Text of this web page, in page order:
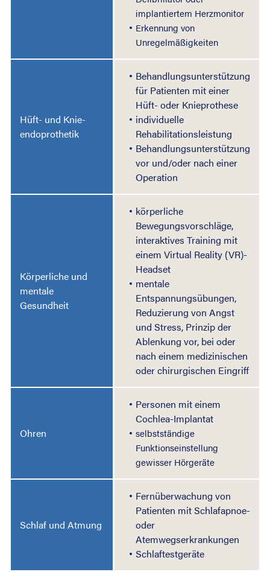
implantiertem Herzmonitor
Erkennung von
Unregelmäßigkeiten
Hüft- und Knie-
endoprothetik
Behandlungsunterstützung
für Patienten mit einer
Hüft- oder Knieprothese
individuelle
Rehabilitationsleistung
Behandlungsunterstützung
vor und/oder nach einer
Operation
Körperliche und
mentale
Gesundheit
körperliche
Bewegungsvorschläge,
interaktives Training mit
einem Virtual Reality (VR)-
Headset
mentale
Entspannungsübungen,
Reduzierung von Angst
und Stress, Prinzip der
Ablenkung vor, bei oder
nach einem medizinischen
oder chirurgischen Eingriff
Ohren
Personen mit einem
Cochlea-Implantat
selbstständige
Funktionseinstellung
gewisser Hörgeräte
Schlaf und Atmung
Fernüberwachung von
Patienten mit Schlafapnoe-
oder
Atemwegserkrankungen
Schlaftestgeräte